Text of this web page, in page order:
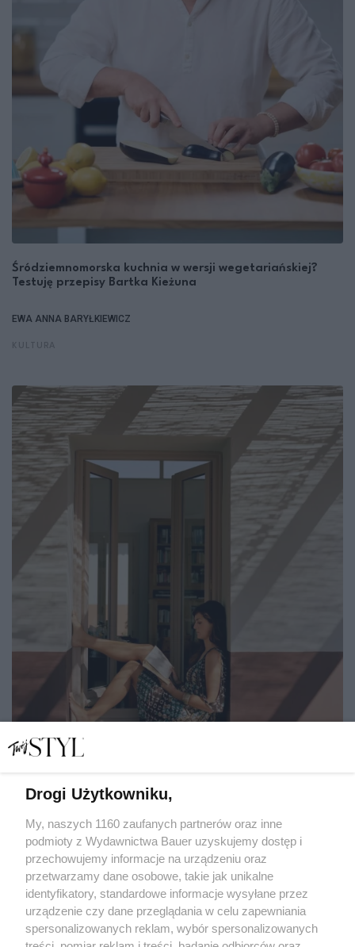
Śródziemnomorska kuchnia w wersji wegetariańskiej?
Testuję przepisy Bartka Kieżuna
EWA ANNA BARYŁKIEWICZ
chwytają za serce i wyciskają łzy
EWA ANNA BARYŁKIEWICZ
Drogi Użytkowniku,
My, naszych 1160 zaufanych partnerów oraz inne
podmioty z Wydawnictwa Bauer uzyskujemy dostęp i
przechowujemy informacje na urządzeniu oraz
przetwarzamy dane osobowe, takie jak unikalne
identyfikatory, standardowe informacje wysyłane przez
urządzenie czy dane przeglądania w celu zapewniania
spersonalizowanych reklam, wybór spersonalizowanych